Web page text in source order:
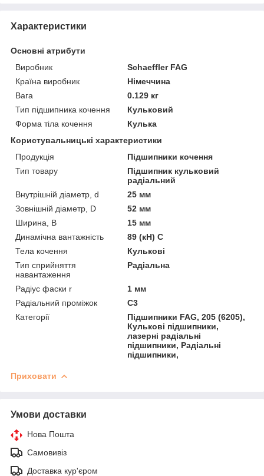
Характеристики
Основні атрибути
Виробник
Schaeffler FAG
Країна виробник
Німеччина
Вага
0.129 кг
Тип підшипника кочення
Кульковий
Форма тіла кочення
Кулька
Користувальницькі характеристики
Продукція
Підшипники кочення
Тип товару
Підшипник кульковий
радіальний
Внутрішній діаметр, d
25 мм
Зовнішній діаметр, D
52 мм
Ширина, B
15 мм
Динамічна вантажність
89 (кН) C
Тела кочення
Кулькові
Тип сприйняття
навантаження
Радіальна
Радіус фаски r
1 мм
Радіальний проміжок
C3
Категорії
Підшипники FAG, 205 (6205),
Кулькові підшипники,
лазерні радіальні
підшипники, Радіальні
підшипники,
Приховати
Умови доставки
Нова Пошта
Самовивіз
Доставка кур'єром